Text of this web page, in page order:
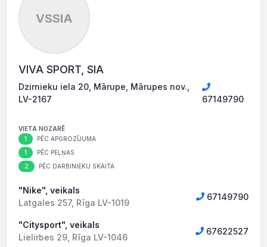
VSSIA
VIVA SPORT, SIA
Dzirnieku iela 20, Mārupe, Mārupes nov.,
LV-2167
67149790
VIETA NOZARĒ
1 PĒC APGROZĪJUMA
1 PĒC PEĻŅAS
2 PĒC DARBINIEKU SKAITA
"Nike", veikals
Latgales 257, Rīga LV-1019
67149790
"Citysport", veikals
Lielirbes 29, Rīga LV-1046
67622527